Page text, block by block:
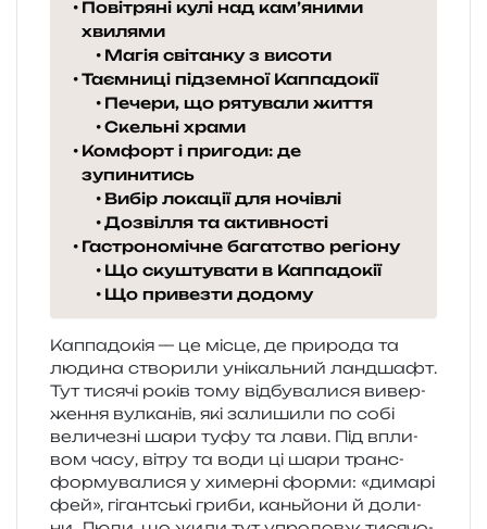
Повітряні кулі над кам’яними
хвилями
Магія світанку з висоти
Таємниці підземної Каппадокії
Печери, що рятували життя
Скельні храми
Комфорт і пригоди: де
зупинитись
Вибір локації для ночівлі
Дозвілля та активності
Гастрономічне багатство регіону
Що скуштувати в Каппадокії
Що привезти додому
Каппадокія — це місце, де при­ро­да та
люди­на ство­ри­ли уні­каль­ний ланд­шафт.
Тут тися­чі років тому від­бу­ва­ли­ся вивер­
же­н­ня вул­ка­нів, які зали­ши­ли по собі
вели­че­зні шари туфу та лави. Під впли­
вом часу, вітру та води ці шари транс­
фор­му­ва­ли­ся у химер­ні форми: «дима­рі
фей», гігант­ські гриби, кань­йо­ни й доли­